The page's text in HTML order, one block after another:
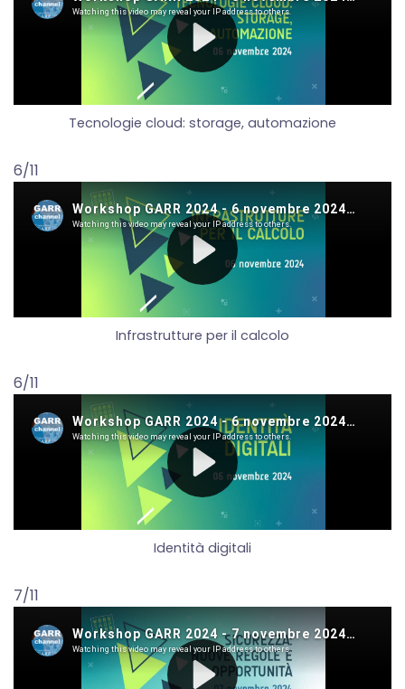
Tecnologie cloud: storage, automazione
6/11
Infrastrutture per il calcolo
6/11
Identità digitali
7/11